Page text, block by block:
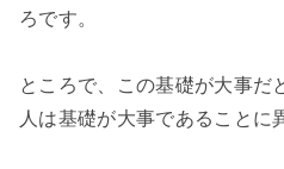
ろです。
ところで、この基礎が大事だ
人は基礎が大事であることに